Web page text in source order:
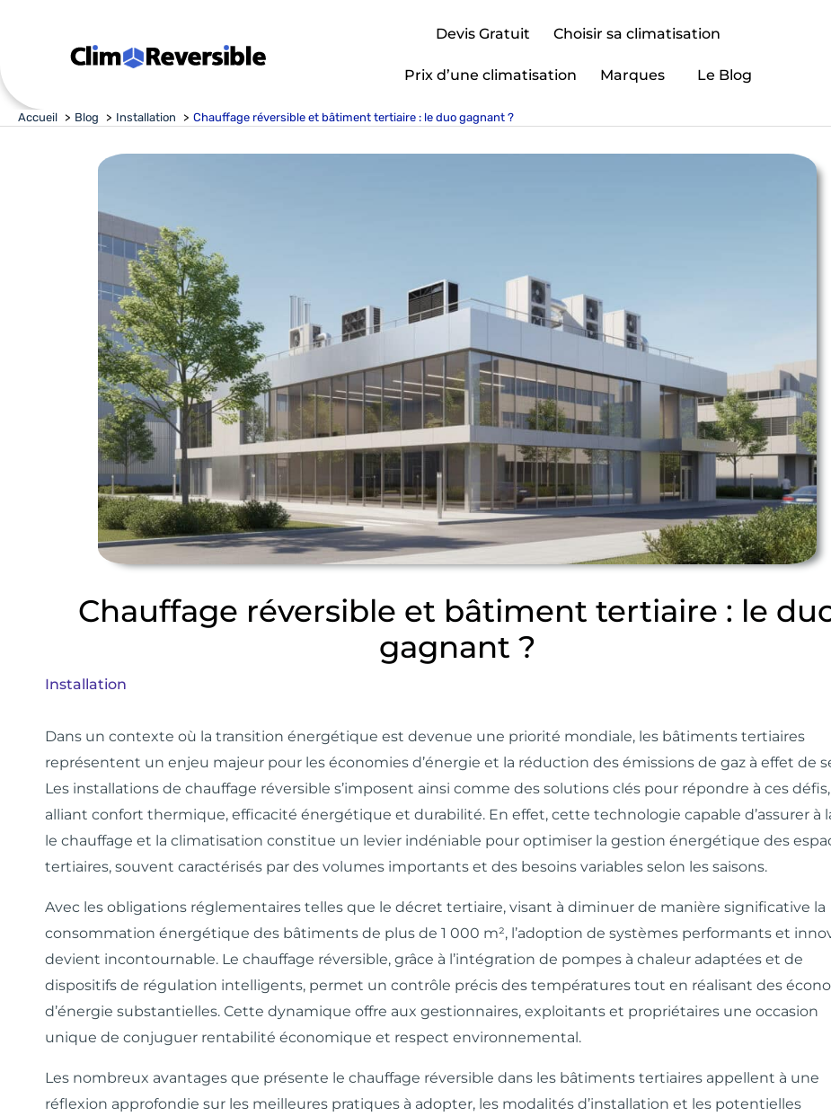
Devis Gratuit Choisir sa climatisation
Prix d’une climatisation Marques Le Blog
Accueil Blog Installation Chauffage réversible et bâtiment tertiaire : le duo gagnant ?
Chauffage réversible et bâtiment tertiaire : le
gagnant ?
Installation
Dans un contexte où la transition énergétique est devenue une priorité mondiale, les bâtiments tertiaires
représentent un enjeu majeur pour les économies d’énergie et la réduction des émissions de gaz à effet de
Les installations de chauffage réversible s’imposent ainsi comme des solutions clés pour répondre à ces défis,
alliant confort thermique, efficacité énergétique et durabilité. En effet, cette technologie capable d’assurer à
le chauffage et la climatisation constitue un levier indéniable pour optimiser la gestion énergétique des
tertiaires, souvent caractérisés par des volumes importants et des besoins variables selon les saisons.
Avec les obligations réglementaires telles que le décret tertiaire, visant à diminuer de manière significative la
consommation énergétique des bâtiments de plus de 1 000 m², l’adoption de systèmes performants et
devient incontournable. Le chauffage réversible, grâce à l’intégration de pompes à chaleur adaptées et de
dispositifs de régulation intelligents, permet un contrôle précis des températures tout en réalisant des
d’énergie substantielles. Cette dynamique offre aux gestionnaires, exploitants et propriétaires une occasion
unique de conjuguer rentabilité économique et respect environnemental.
Les nombreux avantages que présente le chauffage réversible dans les bâtiments tertiaires appellent à une
réflexion approfondie sur les meilleures pratiques à adopter, les modalités d’installation et les potentielles